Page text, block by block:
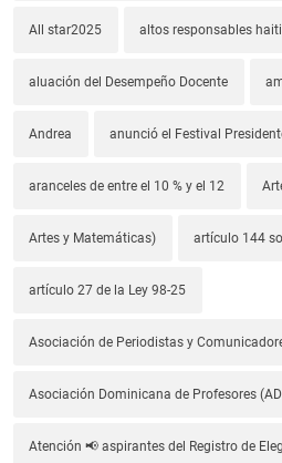
All star2025 altos responsables
aluación del Desempeño Docente
Andrea anunció el Festival
aranceles de entre el 10 % y el 12
Artes y Matemáticas) artículo 144
artículo 27 de la Ley 98-25
Asociación de Periodistas y
Asociación Dominicana de Profesores
Atención 📢 aspirantes del Registro de